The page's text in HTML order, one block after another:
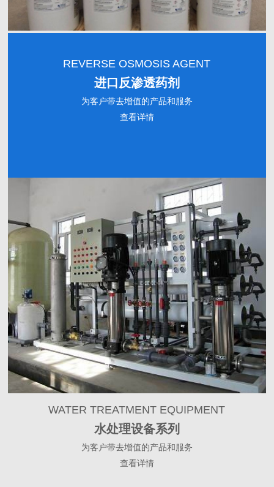
REVERSE OSMOSIS AGENT
进口反渗透药剂
为客户带去增值的产品和服务
查看详情
WATER TREATMENT EQUIPMENT
水处理设备系列
为客户带去增值的产品和服务
查看详情